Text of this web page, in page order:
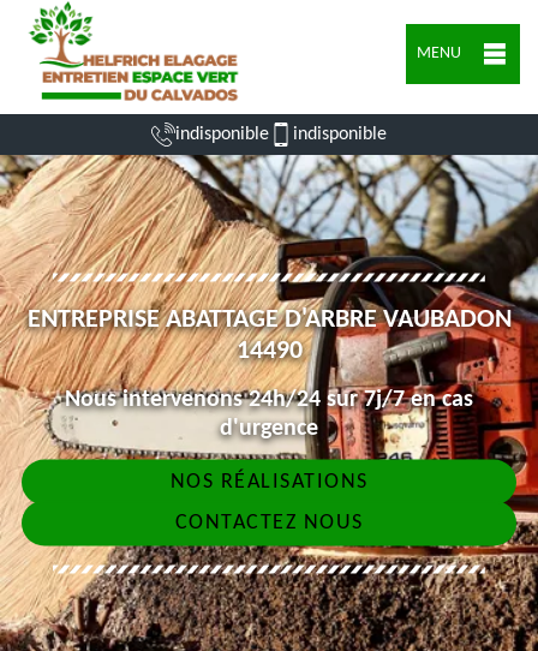
MENU
indisponible indisponible
ENTREPRISE ABATTAGE D'ARBRE VAUBADON
14490
Nous intervenons 24h/24 sur 7j/7 en cas
d'urgence
NOS RÉALISATIONS
CONTACTEZ NOUS